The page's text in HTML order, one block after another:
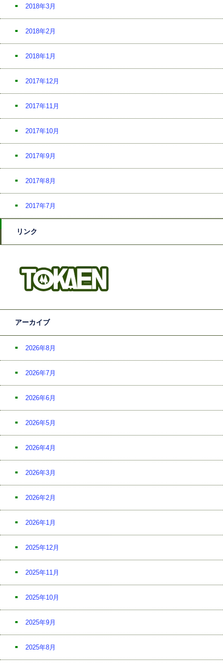
2018年3月
2018年2月
2018年1月
2017年12月
2017年11月
2017年10月
2017年9月
2017年8月
2017年7月
リンク
アーカイブ
2026年8月
2026年7月
2026年6月
2026年5月
2026年4月
2026年3月
2026年2月
2026年1月
2025年12月
2025年11月
2025年10月
2025年9月
2025年8月